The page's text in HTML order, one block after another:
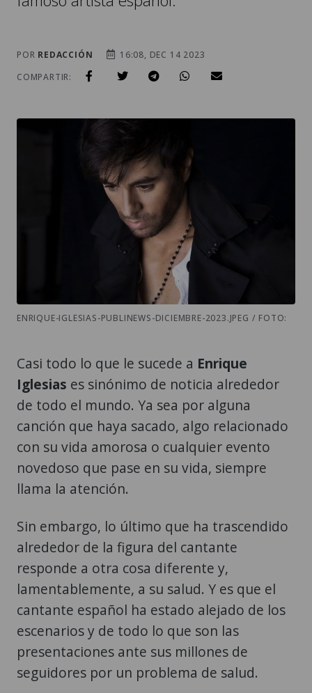
POR REDACCIÓN
16:08, DEC 14 2023
COMPARTIR:
ENRIQUE-IGLESIAS-PUBLINEWS-DICIEMBRE-2023.JPEG / FOTO:
Casi todo lo que le sucede a Enrique
Iglesias es sinónimo de noticia alrededor
de todo el mundo. Ya sea por alguna
canción que haya sacado, algo relacionado
con su vida amorosa o cualquier evento
novedoso que pase en su vida, siempre
llama la atención.
Sin embargo, lo último que ha trascendido
alrededor de la figura del cantante
responde a otra cosa diferente y,
lamentablemente, a su salud. Y es que el
cantante español ha estado alejado de los
escenarios y de todo lo que son las
presentaciones ante sus millones de
seguidores por un problema de salud.